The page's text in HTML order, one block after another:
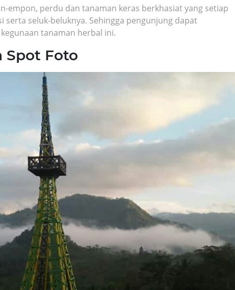
empon, perdu dan tanaman keras berkhasiat yang setiap
serta seluk-beluknya. Sehingga pengunjung dapat
tanaman herbal ini.
Spot Foto